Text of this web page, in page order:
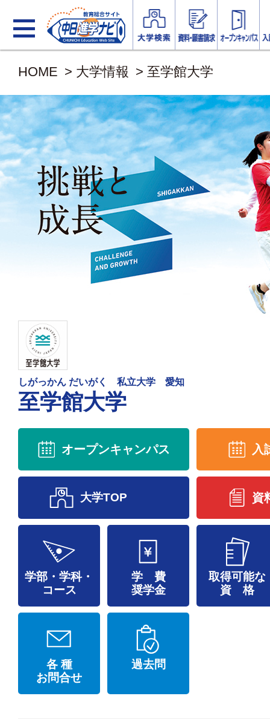
HOME > 大学情報 > 至学館大学
しがっかん だいがく 私立大学 愛知
至学館大学
オープンキャンパス 入
資
大学TOP
学部・学科・
コース
学 費
奨学金
取得可能な
資 格
各 種
お問合せ
過去問